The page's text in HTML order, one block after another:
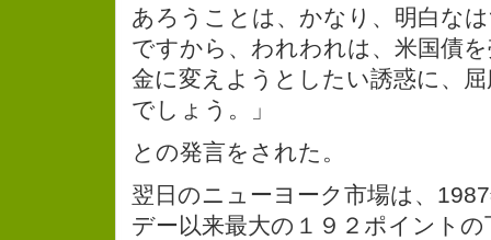
あろうことは、かなり、明白な
ですから、われわれは、米国債
金に変えようとしたい誘惑に、
でしょう。」
との発言をされた。
翌日のニューヨーク市場は、
デー以来最大の１９２ポイント